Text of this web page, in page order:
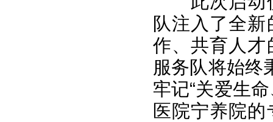
队注入了全
作、共育人才
服务队将始终
牢记“关爱生
医院宁养院